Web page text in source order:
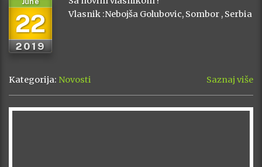
22
2019
Vlasnik :Nebojša Golubovic, Sombor , Serbia
Kategorija: Novosti Saznaj više